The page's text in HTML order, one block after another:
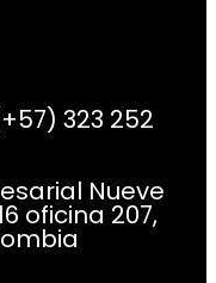
323 252
Nueve
oficina 207,